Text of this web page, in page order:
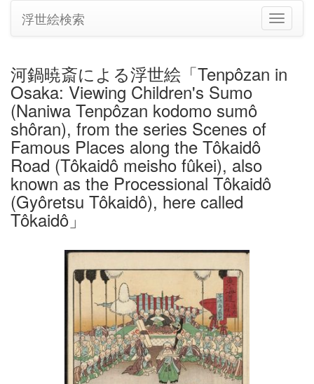
ナ
ビ
シ
浮世絵検索
河鍋暁斎による浮世絵「Tenpôzan in
Osaka: Viewing Children's Sumo
(Naniwa Tenpôzan kodomo sumô
shôran), from the series Scenes of
Famous Places along the Tôkaidô
Road (Tôkaidô meisho fûkei), also
known as the Processional Tôkaidô
(Gyôretsu Tôkaidô), here called
Tôkaidô」